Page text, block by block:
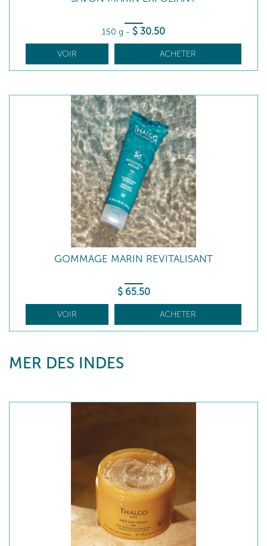
150 g - $ 30.50
VOIR ACHETER
GOMMAGE MARIN REVITALISANT
$ 65.50
VOIR ACHETER
MER DES INDES